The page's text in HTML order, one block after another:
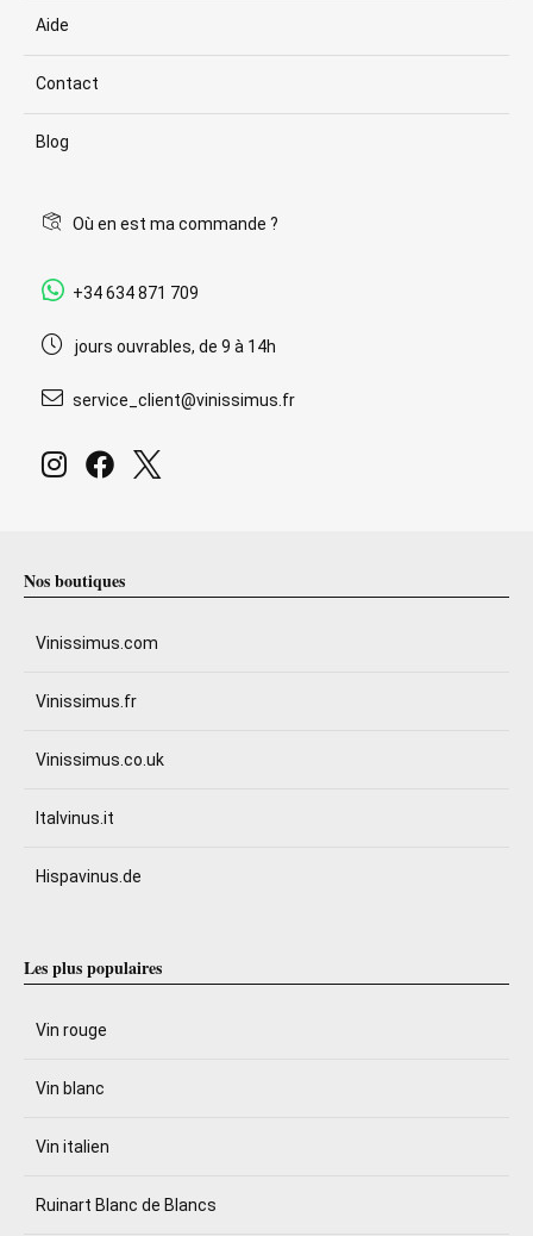
Aide
Contact
Blog
Où en est ma commande ?
+34 634 871 709
jours ouvrables, de 9 à 14h
service_client@vinissimus.fr
Nos boutiques
Vinissimus.com
Vinissimus.fr
Vinissimus.co.uk
Italvinus.it
Hispavinus.de
Les plus populaires
Vin rouge
Vin blanc
Vin italien
Ruinart Blanc de Blancs